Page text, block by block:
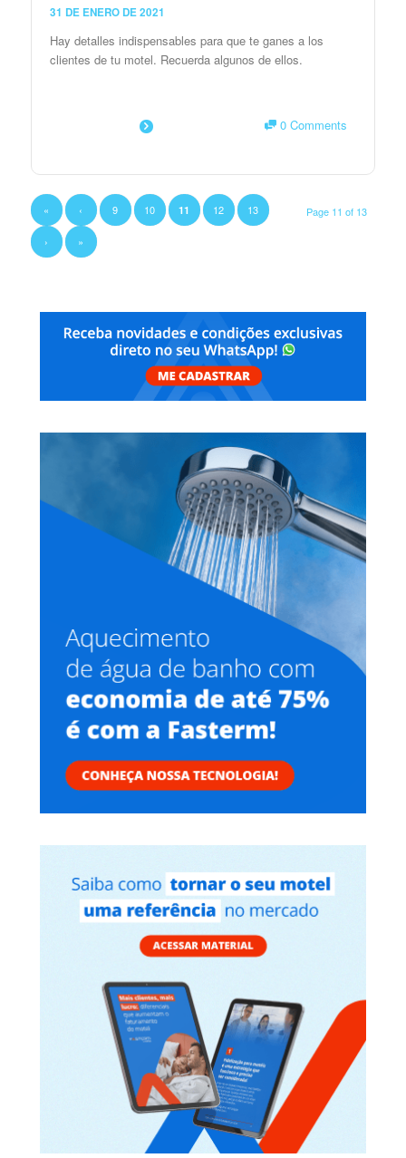
31 DE ENERO DE 2021
Hay detalles indispensables para que te ganes a los
clientes de tu motel. Recuerda algunos de ellos.
0 Comments
Page 11 of 13
« ‹ 9 10 11 12 13
› »